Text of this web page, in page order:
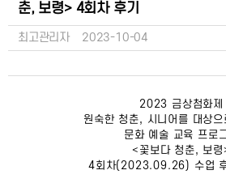
춘, 보령> 4회차 후기
최고관리자 2023-10-04
2023 금상첨화제
원숙한 청춘, 시니어를 대상으
문화 예술 교육 프로
<꽃보다 청춘, 보령
4회차(2023.09.26) 수업